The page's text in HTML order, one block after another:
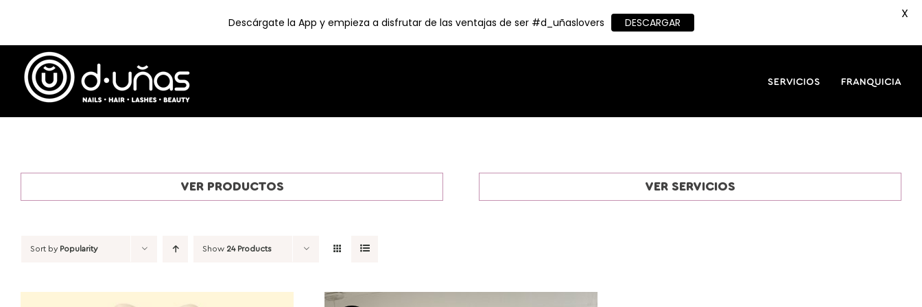
content
SERVICIOS FRANQUICIA
VER PRODUCTOS VER SERVICIOS
Sort by Popularity Show 24 Products
Descárgate la App y empieza a disfrutar de las ventajas de ser #d_uñaslovers DESCARGAR
X